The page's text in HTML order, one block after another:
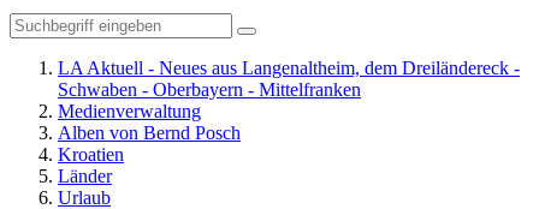
LA Aktuell - Neues aus Langenaltheim, dem Dreiländereck -
Schwaben - Oberbayern - Mittelfranken
Medienverwaltung
Alben von Bernd Posch
Kroatien
Länder
Urlaub